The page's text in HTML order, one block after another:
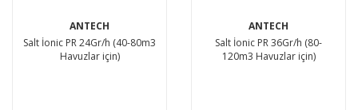
ANTECH
Salt İonic PR 24Gr/h (40-80m3
Havuzlar için)
ANTECH
Salt İonic PR 36Gr/h (80-
120m3 Havuzlar için)